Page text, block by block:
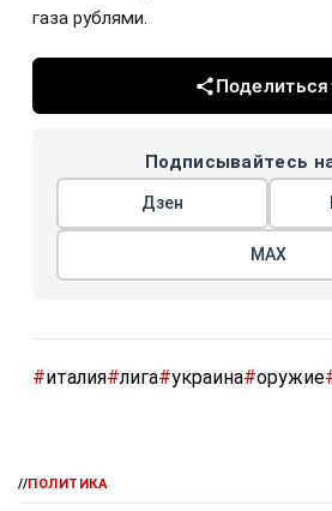
газа рублями.
Поделиться
Подписывайтесь
Дзен
МАХ
#италия#лига#украина#оружие
//ПОЛИТИКА